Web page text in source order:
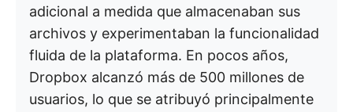
adicional a medida que almacenaban sus
archivos y experimentaban la funcionalidad
fluida de la plataforma. En pocos años,
Dropbox alcanzó más de 500 millones de
usuarios, lo que se atribuyó principalmente